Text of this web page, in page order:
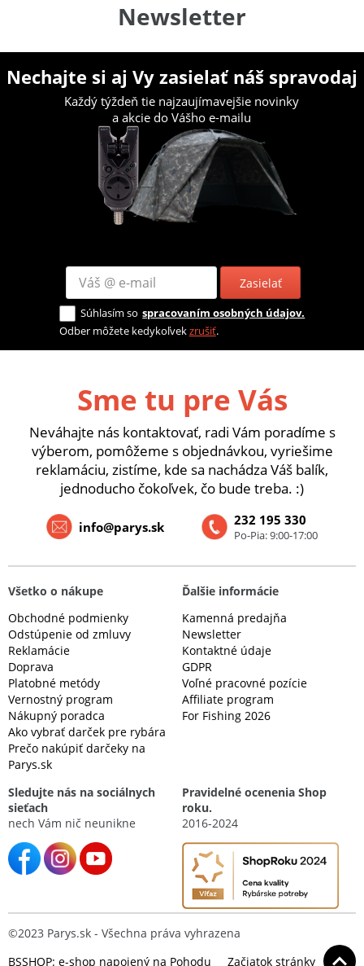
Newsletter
Nechajte si aj Vy zasielať náš spravodaj
Každý týždeň tie najzaujímavejšie novinky
a akcie do Vášho e-mailu
Zasielať
Súhlasím so spracovaním osobných údajov.
Odber môžete kedykoľvekzrušiť.
Sme tu pre Vás
Neváhajte nás kontaktovať, radi Vám poradíme s
výberom, pomôžeme s objednávkou, vyriešime
reklamáciu, zistíme, kde sa nachádza Váš balík,
jednoducho čokoľvek, čo bude treba. :)
232 195 330
Po-Pia: 9:00-17:00
info@parys.sk
Všetko o nákupe
Obchodné podmienky
Odstúpenie od zmluvy
Reklamácie
Doprava
Platobné metódy
Vernostný program
Nákupný poradca
Ako vybrať darček pre rybára
Prečo nakúpiť darčeky na
Parys.sk
Ďalšie informácie
Kamenná predajňa
Newsletter
Kontaktné údaje
GDPR
Voľné pracovné pozície
Affiliate program
For Fishing 2026
Sledujte nás na sociálnych
sieťach
nech Vám nič neunikne
Pravidelné ocenenia Shop
roku.
2016-2024
©2023 Parys.sk - Všechna práva vyhrazena
BSSHOP: e-shop napojený na Pohodu
Začiatok stránky